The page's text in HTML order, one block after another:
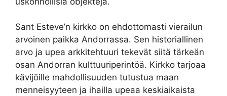
Sant Esteve’n kirkko on ehdottomasti vierailun
arvoinen paikka Andorrassa. Sen historiallinen
arvo ja upea arkkitehtuuri tekevät siitä tärkeän
osan Andorran kulttuuriperintöä. Kirkko tarjoaa
kävijöille mahdollisuuden tutustua maan
menneisyyteen ja ihailla upeaa keskiaikaista